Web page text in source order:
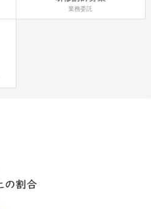
業務委託